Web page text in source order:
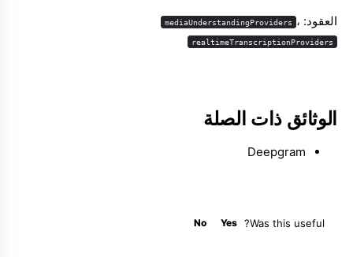
العقود: mediaUnderstandingProviders ،
realtimeTranscriptionProviders
الوثائق ذات الصلة
Deepgram
Was this useful?
Yes
No